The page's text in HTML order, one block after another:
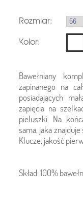
Rozmiar:
Kolor:
Bawełniany
zapinanego na
posiadających
zapięcia na
pieluszki. Na
sama, jaka
Klucze, jakość
Skład: 100%